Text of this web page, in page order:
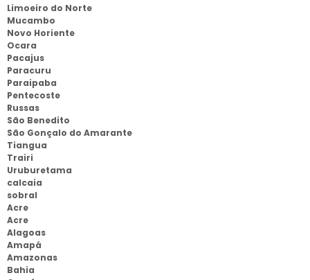
Limoeiro do Norte
Mucambo
Novo Horiente
Ocara
Pacajus
Paracuru
Paraipaba
Pentecoste
Russas
São Benedito
São Gonçalo do Amarante
Tiangua
Trairi
Uruburetama
calcaia
sobral
Acre
Acre
Alagoas
Amapá
Amazonas
Bahia